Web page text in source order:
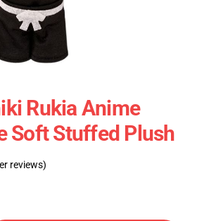
Rukia Anime
Soft Stuffed Plush
reviews)